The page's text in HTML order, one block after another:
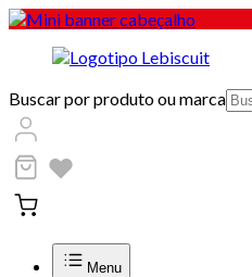
Buscar por produto ou marca
Menu